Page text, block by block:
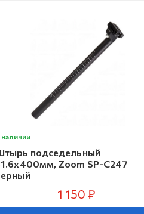
наличии
подседельный
Zoom SP-C247
1 150 ₽